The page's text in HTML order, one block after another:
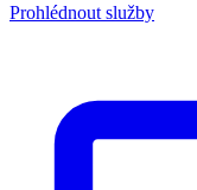
Prohlédnout služby